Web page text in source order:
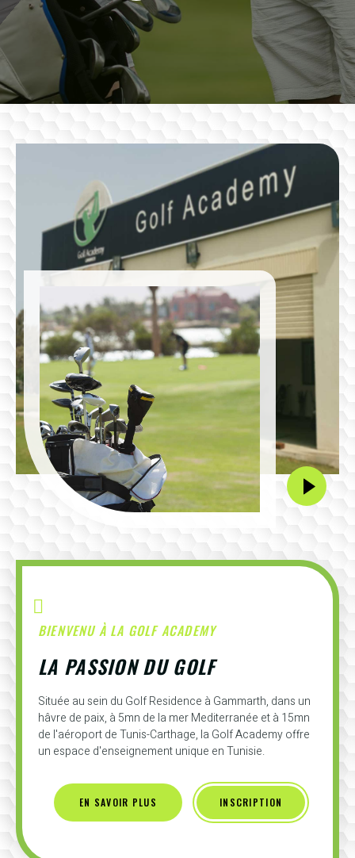
BIENVENU À LA GOLF ACADEMY
LA PASSION DU GOLF
Située au sein du Golf Residence à Gammarth, dans un
hâvre de paix, à 5mn de la mer Mediterranée et à 15mn
de l'aéroport de Tunis-Carthage, la Golf Academy offre
un espace d'enseignement unique en Tunisie.
EN SAVOIR PLUS INSCRIPTION